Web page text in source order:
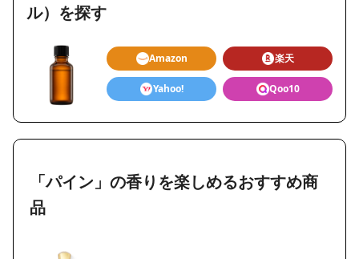
ル）を探す
Amazon 楽天
Yahoo! Qoo10
「パイン」の香りを楽しめるおすすめ商
品